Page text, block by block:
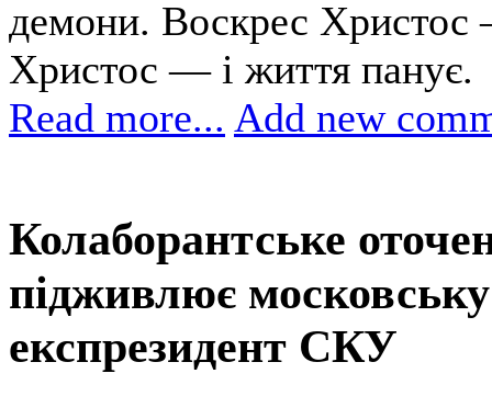
демони. Воскрес Христос
Христос — і життя панує.
Read more... Add new
Колаборантське
підживлює
експрезидент СКУ